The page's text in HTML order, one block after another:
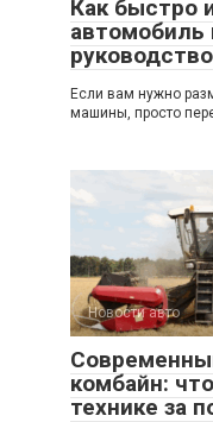
Как быстро
автомобиль
руководство
Если вам нужно
машины, просто
Новости авто
комбайн:
технике за